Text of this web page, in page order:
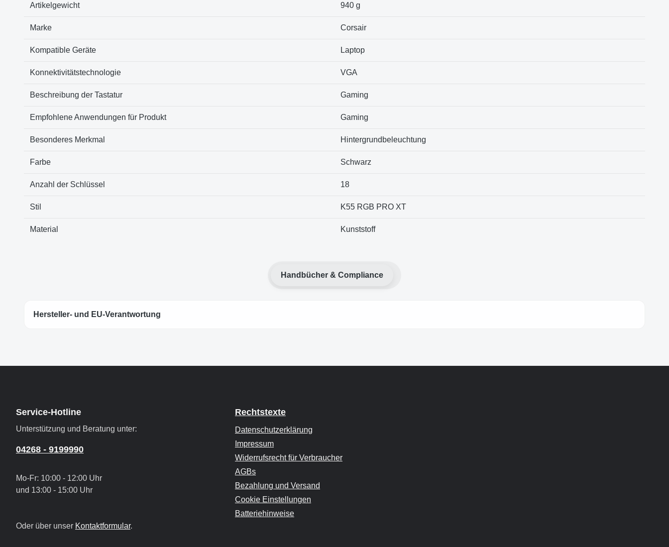
Artikelgewicht ‎940 g
Marke Corsair
Kompatible Geräte Laptop
Konnektivitätstechnologie VGA
Beschreibung der Tastatur Gaming
Empfohlene Anwendungen für Produkt Gaming
Besonderes Merkmal Hintergrundbeleuchtung
Farbe Schwarz
Anzahl der Schlüssel 18
Stil K55 RGB PRO XT
Material Kunststoff
Handbücher & Compliance
Hersteller- und EU-Verantwortung
Service-Hotline
Unterstützung und Beratung unter:
04268 - 9199990
Mo-Fr: 10:00 - 12:00 Uhr
und 13:00 - 15:00 Uhr
Oder über unser Kontaktformular.
Rechtstexte
Datenschutzerklärung
Impressum
Widerrufsrecht für Verbraucher
AGBs
Bezahlung und Versand
Cookie Einstellungen
Batteriehinweise